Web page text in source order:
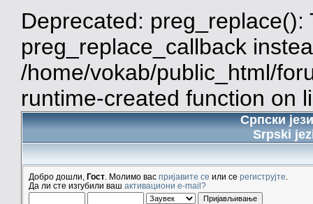
Deprecated:
preg_replace_callback
/home/vokab/public_html/
runtime-created function on
Српски
Srpski
Добро дошли, Гост . Молимо вас пријавите се или се региструјте
Да ли сте изгубили ваш активациони e-mail?